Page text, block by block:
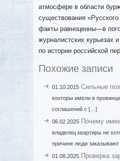
атмосфере в области
существования
факты равноценны—в
журналистских курьезах
по истории российской
Похожие записи
01.10.2015 Сильные
конторы имели в
соглашений с […]
06.02.2025 Почему
владелец квартиры не
причине люди
01.08.2025 Проверка